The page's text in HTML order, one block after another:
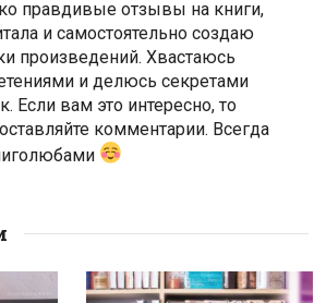
правдивые отзывы на книги,
и самостоятельно создаю
произведений. Хвастаюсь
и делюсь секретами
Если вам это интересно, то
комментарии. Всегда